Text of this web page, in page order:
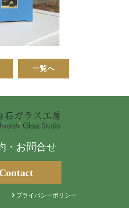
一覧へ
・お問合せ
Contact
プライバシーポリシー